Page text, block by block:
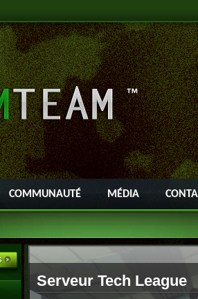
COMMUNAUTÉ MÉDIA
Serveur Tech League